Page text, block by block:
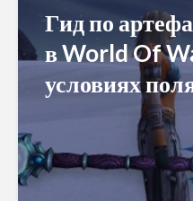
Гид по
в World Of
условиях